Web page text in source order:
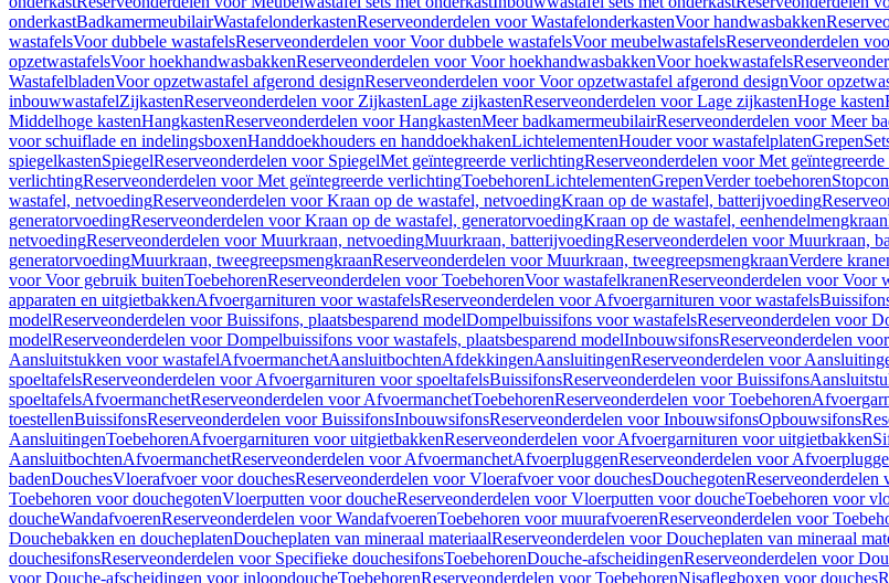
onderkastBadkamermeubilairWastafelonderkastenReserveonderdelen voor WastafelonderkastenVoor handwasbakken
wastafelsVoor dubbele wastafelsReserveonderdelen voor Voor dubbele wastafelsVoor meubelwastafelsReserveonderdelen
opzetwastafelsVoor hoekhandwasbakkenReserveonderdelen voor Voor hoekhandwasbakkenVoor hoekwastafels
WastafelbladenVoor opzetwastafel afgerond designReserveonderdelen voor Voor opzetwastafel afgerond designVoor
inbouwwastafelZijkastenReserveonderdelen voor ZijkastenLage zijkastenReserveonderdelen voor Lage zijkastenHoge kasten
Middelhoge kastenHangkastenReserveonderdelen voor HangkastenMeer badkamermeubilairReserveonderdelen voor Meer
voor schuiflade en indelingsboxenHanddoekhouders en handdoekhakenLichtelementenHouder voor wastafelplatenGrepen
spiegelkastenSpiegelReserveonderdelen voor SpiegelMet geïntegreerde verlichtingReserveonderdelen voor Met
verlichtingReserveonderdelen voor Met geïntegreerde verlichtingToebehorenLichtelementenGrepenVerder toebehoren
wastafel, netvoedingReserveonderdelen voor Kraan op de wastafel, netvoedingKraan op de wastafel, batterijvoeding
generatorvoedingReserveonderdelen voor Kraan op de wastafel, generatorvoedingKraan op de wastafel, eenhendelmengkraan
netvoedingReserveonderdelen voor Muurkraan, netvoedingMuurkraan, batterijvoedingReserveonderdelen voor Muurkraan,
generatorvoedingMuurkraan, tweegreepsmengkraanReserveonderdelen voor Muurkraan, tweegreepsmengkraanVerdere
voor Voor gebruik buitenToebehorenReserveonderdelen voor ToebehorenVoor wastafelkranenReserveonderdelen voor Voor
apparaten en uitgietbakkenAfvoergarnituren voor wastafelsReserveonderdelen voor Afvoergarnituren voor wastafels
modelReserveonderdelen voor Buissifons, plaatsbesparend modelDompelbuissifons voor wastafelsReserveonderdelen voor
modelReserveonderdelen voor Dompelbuissifons voor wastafels, plaatsbesparend modelInbouwsifonsReserveonderdelen
Aansluitstukken voor wastafelAfvoermanchetAansluitbochtenAfdekkingenAansluitingenReserveonderdelen voor
spoeltafelsReserveonderdelen voor Afvoergarnituren voor spoeltafelsBuissifonsReserveonderdelen voor Buissifons
spoeltafelsAfvoermanchetReserveonderdelen voor AfvoermanchetToebehorenReserveonderdelen voor Toebehoren
toestellenBuissifonsReserveonderdelen voor BuissifonsInbouwsifonsReserveonderdelen voor InbouwsifonsOpbouwsifons
AansluitingenToebehorenAfvoergarnituren voor uitgietbakkenReserveonderdelen voor Afvoergarnituren voor uitgietbakken
AansluitbochtenAfvoermanchetReserveonderdelen voor AfvoermanchetAfvoerpluggenReserveonderdelen voor
badenDouchesVloerafvoer voor douchesReserveonderdelen voor Vloerafvoer voor douchesDouchegotenReserveonderdelen
Toebehoren voor douchegotenVloerputten voor doucheReserveonderdelen voor Vloerputten voor doucheToebehoren voor
doucheWandafvoerenReserveonderdelen voor WandafvoerenToebehoren voor muurafvoerenReserveonderdelen voor
Douchebakken en doucheplatenDoucheplaten van mineraal materiaalReserveonderdelen voor Doucheplaten van mineraal
douchesifonsReserveonderdelen voor Specifieke douchesifonsToebehorenDouche-afscheidingenReserveonderdelen voor
voor Douche-afscheidingen voor inloopdoucheToebehorenReserveonderdelen voor ToebehorenNisaflegboxen voor douches